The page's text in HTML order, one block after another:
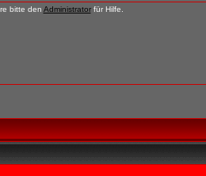
bitte den Administratorfür Hilfe.